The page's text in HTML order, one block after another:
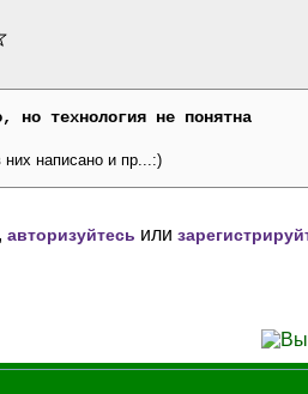
но технология не понятна
них написано и пр...:)
авторизуйтесь или